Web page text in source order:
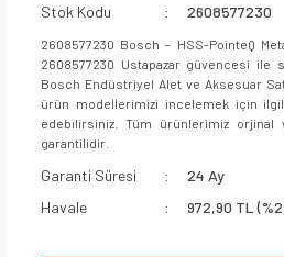
Stok Kodu
2608577230
2608577230 Bosch - HSS-PointeQ
2608577230 Ustapazar güvencesi ile
Bosch Endüstriyel Alet ve Aksesuar
ürün modellerimizi incelemek için
edebilirsiniz. Tüm ürünlerimiz
garantilidir.
Garanti Süresi
24 Ay
Havale
972,90 TL